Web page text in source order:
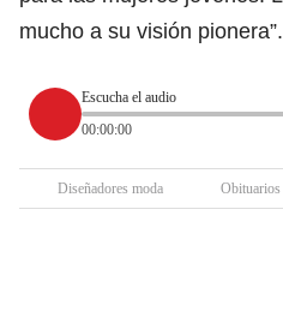
mucho a su visión pionera”.
Escucha el audio
00:00:00
Diseñadores moda Obituarios